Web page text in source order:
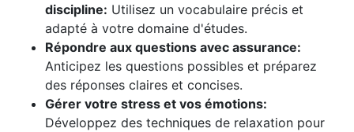
discipline: Utilisez un vocabulaire précis et
adapté à votre domaine d'études.
Répondre aux questions avec assurance:
Anticipez les questions possibles et préparez
des réponses claires et concises.
Gérer votre stress et vos émotions:
Développez des techniques de relaxation pour